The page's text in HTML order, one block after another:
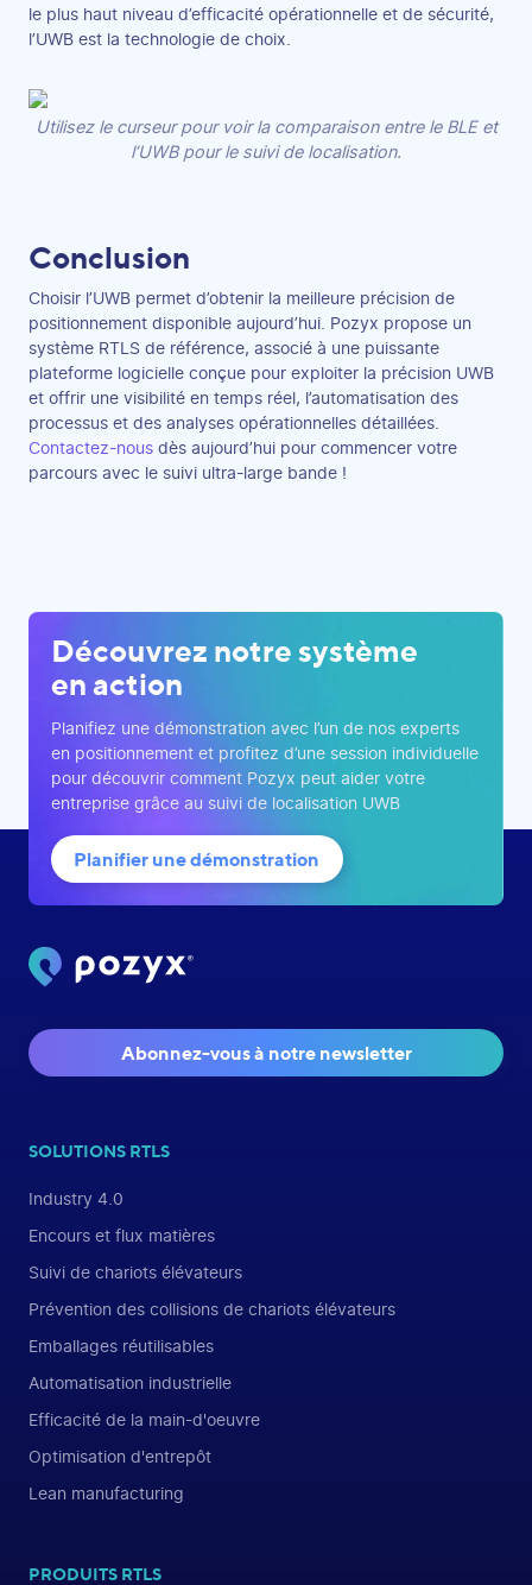
le plus haut niveau d’efficacité opérationnelle et de sécurité,
l’UWB est la technologie de choix.
Utilisez le curseur pour voir la comparaison entre le BLE et
l’UWB pour le suivi de localisation.
Conclusion
Choisir l’UWB permet d’obtenir la meilleure précision de
positionnement disponible aujourd’hui. Pozyx propose un
système RTLS de référence, associé à une puissante
plateforme logicielle conçue pour exploiter la précision UWB
et offrir une visibilité en temps réel, l’automatisation des
processus et des analyses opérationnelles détaillées.
Contactez-nous dès aujourd’hui pour commencer votre
parcours avec le suivi ultra-large bande !
Découvrez notre système
en action
Planifiez une démonstration avec l’un de nos experts
en positionnement et profitez d’une session individuelle
pour découvrir comment Pozyx peut aider votre
entreprise grâce au suivi de localisation UWB
Planifier une démonstration
Abonnez-vous à notre newsletter
SOLUTIONS RTLS
Industry 4.0
Encours et flux matières
Suivi de chariots élévateurs
Prévention des collisions de chariots élévateurs
Emballages réutilisables
Automatisation industrielle
Efficacité de la main-d'oeuvre
Optimisation d'entrepôt
Lean manufacturing
PRODUITS RTLS